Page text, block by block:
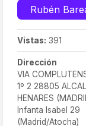
Rubén
Vistas: 391
Dirección
VIA
1º 2 28805
HENARES
Infanta Isabel 29
(Madrid/Atocha)